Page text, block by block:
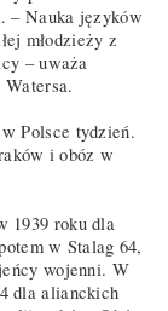
– Nauka języków
młodzieży z
– uważa
Polsce tydzień.
i obóz w
1939 roku dla
w Stalag 64,
wojenni. W
dla alianckich